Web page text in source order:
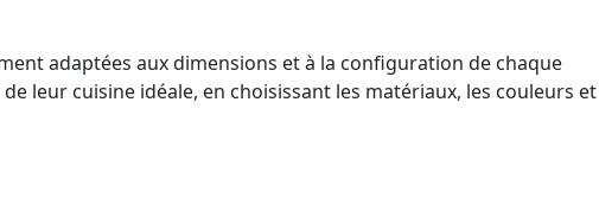
adaptées aux dimensions et à la configuration de chaque
leur cuisine idéale, en choisissant les matériaux, les couleurs et